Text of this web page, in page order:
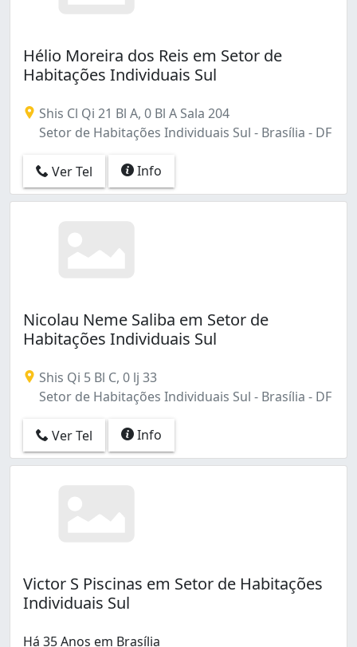
Hélio Moreira dos Reis em Setor de
Habitações Individuais Sul
Shis Cl Qi 21 Bl A, 0 Bl A Sala 204
Setor de Habitações Individuais Sul - Brasília - DF
Ver Tel Info
Nicolau Neme Saliba em Setor de
Habitações Individuais Sul
Shis Qi 5 Bl C, 0 lj 33
Setor de Habitações Individuais Sul - Brasília - DF
Ver Tel Info
Victor S Piscinas em Setor de Habitações
Individuais Sul
Há 35 Anos em Brasília